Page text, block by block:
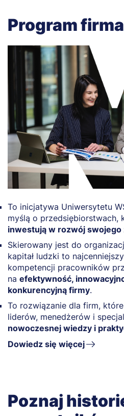
Program firma
To inicjatywa Uniwersytetu
myślą o przedsiębiorstwach,
inwestują w rozwój swojego
Skierowany jest do
kapitał ludzki to
kompetencji pracowników
na efektywność,
konkurencyjną firmy.
To rozwiązanie dla firm,
liderów, menedżerów i
nowoczesnej wiedzy i
Dowiedz się więcej
Poznaj